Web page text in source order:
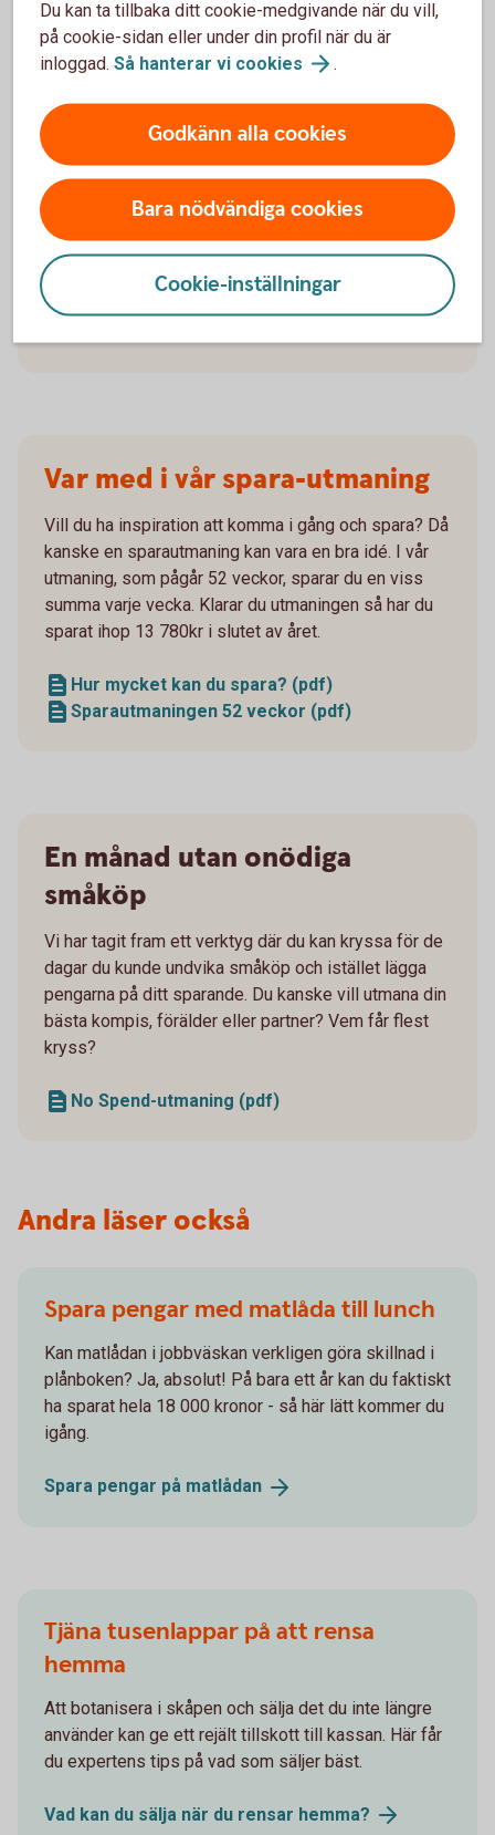
ungefär10procentav din lön
efter skatt."
Månadsspara
Testa vår sparkalkylator och se hur mycket det kan
bli om du börjar månadsspara.
Var med i vår spara-utmaning
Vill du ha inspiration att komma i gång och spara? Då
kanske en sparautmaning kan vara en bra idé. I vår
utmaning, som pågår 52 veckor, sparar du en viss
summa varje vecka. Klarar du utmaningen så har du
sparat ihop 13 780kr i slutet av året.
Hur mycket kan du spara? (pdf)
Sparautmaningen 52 veckor (pdf)
En månad utan onödiga
småköp
Vi har tagit fram ett verktyg där du kan kryssa för de
dagar du kunde undvika småköp och istället lägga
pengarna på ditt sparande. Du kanske vill utmana din
bästa kompis, förälder eller partner? Vem får flest
kryss?
No Spend-utmaning (pdf)
Andra läser också
Spara pengar med matlåda till lunch
Kan matlådan i jobbväskan verkligen göra skillnad i
plånboken? Ja, absolut! På bara ett år kan du faktiskt
ha sparat hela 18 000 kronor - så här lätt kommer du
igång.
Spara pengar på matlådan
Tjäna tusenlappar på att rensa
hemma
Att botanisera i skåpen och sälja det du inte längre
använder kan ge ett rejält tillskott till kassan. Här får
du expertens tips på vad som säljer bäst.
Vad kan du sälja när du rensar hemma?
Du kan ta tillbaka ditt cookie-medgivande när du vill,
på cookie-sidan eller under din profil när du är
inloggad. Så hanterar vi cookies .
Godkänn alla cookies
Bara nödvändiga cookies
Cookie-inställningar